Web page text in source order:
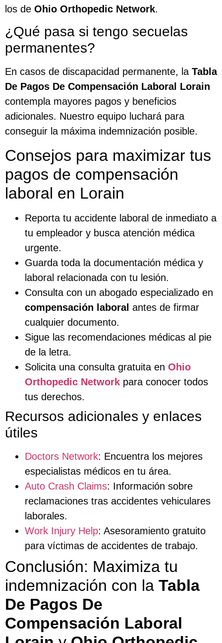
los de Ohio Orthopedic Network.
¿Qué pasa si tengo secuelas
permanentes?
En casos de discapacidad permanente, la Tabla
De Pagos De Compensación Laboral Lorain
contempla mayores pagos y beneficios
adicionales. Nuestro equipo luchará para
conseguir la máxima indemnización posible.
Consejos para maximizar tus
pagos de compensación
laboral en Lorain
Reporta tu accidente laboral de inmediato a
tu empleador y busca atención médica
urgente.
Guarda toda la documentación médica y
laboral relacionada con tu lesión.
Consulta con un abogado especializado en
compensación laboral antes de firmar
cualquier documento.
Sigue las recomendaciones médicas al pie
de la letra.
Solicita una consulta gratuita en Ohio
Orthopedic Network para conocer todos
tus derechos.
Recursos adicionales y enlaces
útiles
Doctors Network: Encuentra los mejores
especialistas médicos en tu área.
Auto Crash Claims: Información sobre
reclamaciones tras accidentes vehiculares
laborales.
Work Injury Help: Asesoramiento gratuito
para víctimas de accidentes de trabajo.
Conclusión: Maximiza tu
indemnización con la Tabla
De Pagos De
Compensación Laboral